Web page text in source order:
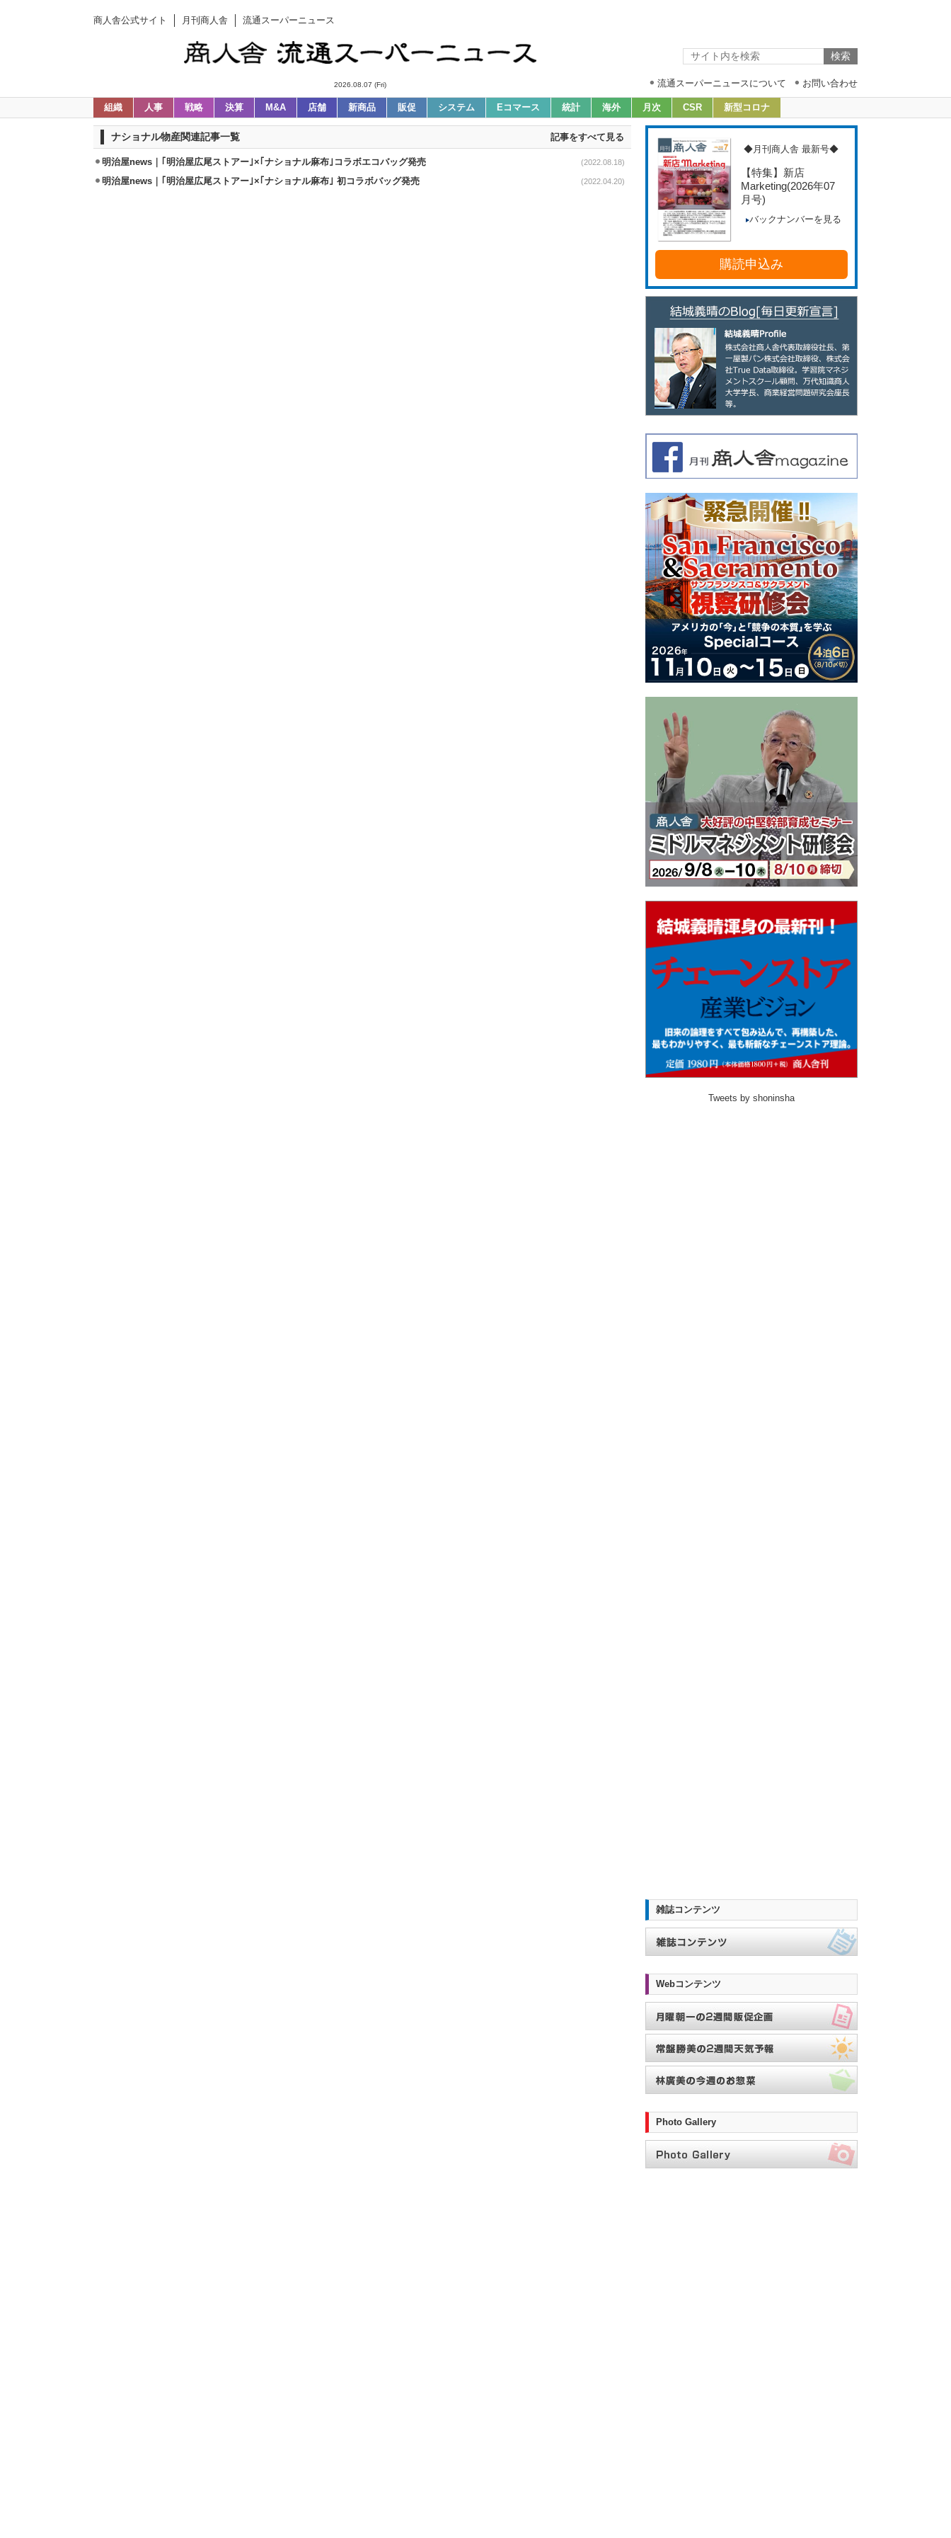
商人舎公式サイト 月刊商人舎 流通スーパーニュース
2026.08.07 (Fri) 流通スーパーニュースについて お問い合わせ
組織 人事 戦略 決算 M&A 店舗 新商品 販促 システム Eコマース 統計 海外 月次 CSR 新型コロナ
ナショナル物産関連記事一覧 記事をすべて見る
明治屋news｜｢明治屋広尾ストアー｣×｢ナショナル麻布｣コラボエコバッグ発売 (2022.08.18)
明治屋news｜｢明治屋広尾ストアー｣×｢ナショナル麻布｣ 初コラボバッグ発売 (2022.04.20)
◆月刊商人舎 最新号◆
【特集】新店
Marketing(2026年07
月号)
バックナンバーを見る
購読申込み
Tweets by shoninsha
雑誌コンテンツ
Webコンテンツ
Photo Gallery